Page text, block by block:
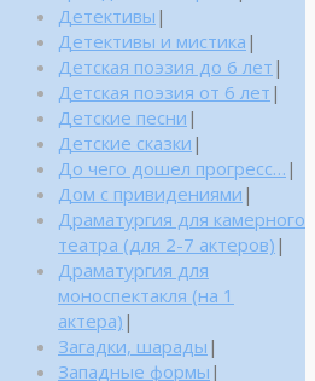
Детективы |
Детективы и мистика |
Детская поэзия до 6 лет |
Детская поэзия от 6 лет |
Детские песни |
Детские сказки |
До чего дошел прогресс… |
Дом с привидениями |
Драматургия для камерного
театра (для 2-7 актеров) |
Драматургия для
моноспектакля (на 1
актера) |
Загадки, шарады |
Западные формы |